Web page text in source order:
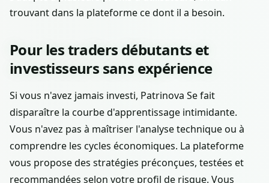
trouvant dans la plateforme ce dont il a besoin.
Pour les traders débutants et
investisseurs sans expérience
Si vous n'avez jamais investi, Patrinova Se fait
disparaître la courbe d'apprentissage intimidante.
Vous n'avez pas à maîtriser l'analyse technique ou à
comprendre les cycles économiques. La plateforme
vous propose des stratégies préconçues, testées et
recommandées selon votre profil de risque. Vous